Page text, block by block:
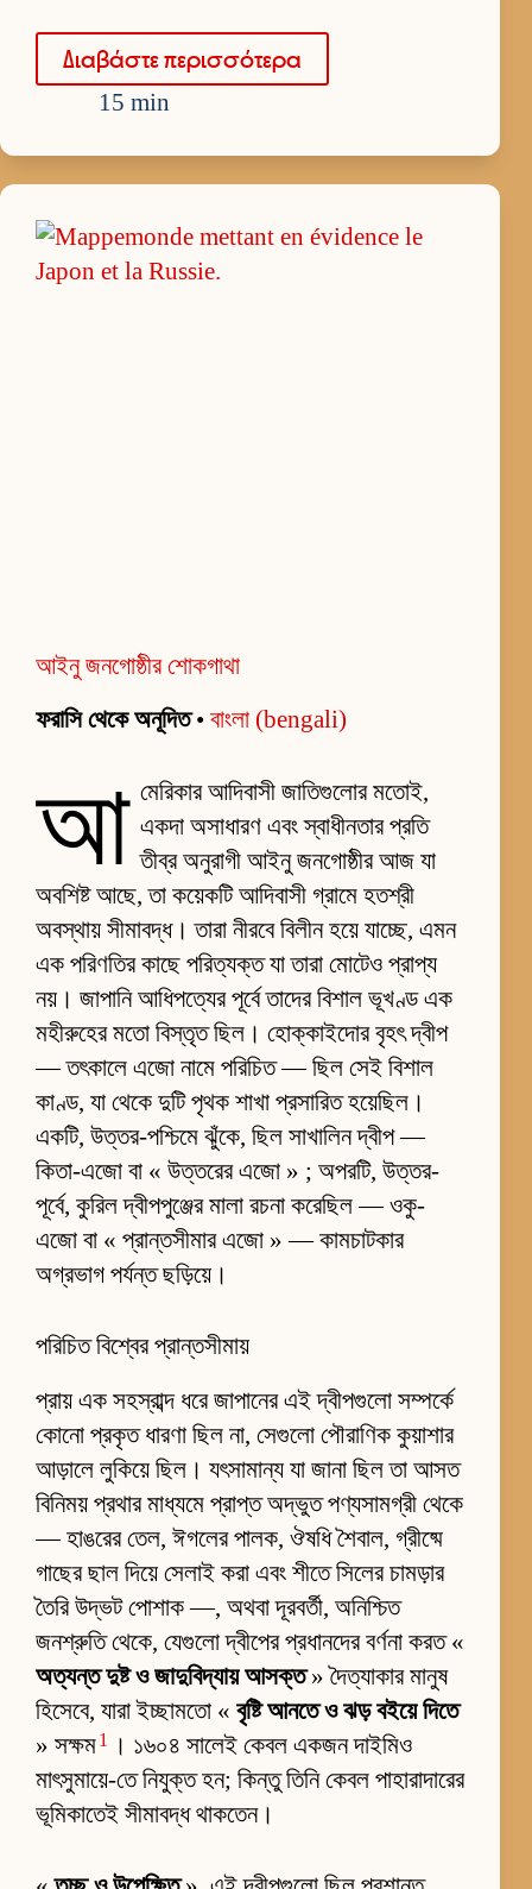
Δια­βάστε περισ­σότερα
15 min
আইনু জনগোষ্ঠীর শোকগাথা
ফরাসি থেকে অনূদিত• বাংলা (bengali)
আ মেরিকার আদিবাসী জাতিগুলোর মতোই,
একদা অসাধারণ এবং স্বাধীনতার প্রতি
তীব্র অনুরাগী আইনু জনগোষ্ঠীর আজ যা
অবশিষ্ট আছে, তা কয়েকটি আদিবাসী গ্রামে হতশ্রী
অবস্থায় সীমাবদ্ধ। তারা নীরবে বিলীন হয়ে যাচ্ছে, এমন
এক পরিণতির কাছে পরিত্যক্ত যা তারা মোটেও প্রাপ্য
নয়। জাপানি আধিপত্যের পূর্বে তাদের বিশাল ভূখণ্ড এক
মহীরুহের মতো বিস্তৃত ছিল। হোক্কাইদোর বৃহৎ দ্বীপ
— তৎকালে এজো নামে পরিচিত — ছিল সেই বিশাল
কাণ্ড, যা থেকে দুটি পৃথক শাখা প্রসারিত হয়েছিল।
একটি, উত্তর-পশ্চিমে ঝুঁকে, ছিল সাখালিন দ্বীপ —
কিতা-এজো বা « উত্তরের এজো » ; অপরটি, উত্তর-
পূর্বে, কুরিল দ্বীপপুঞ্জের মালা রচনা করেছিল — ওকু-
এজো বা « প্রান্তসীমার এজো » — কামচাটকার
অগ্রভাগ পর্যন্ত ছড়িয়ে।
পরিচিত বিশ্বের প্রান্তসীমায়
প্রায় এক সহস্রাব্দ ধরে জাপানের এই দ্বীপগুলো সম্পর্কে
কোনো প্রকৃত ধারণা ছিল না, সেগুলো পৌরাণিক কুয়াশার
আড়ালে লুকিয়ে ছিল। যৎসামান্য যা জানা ছিল তা আসত
বিনিময় প্রথার মাধ্যমে প্রাপ্ত অদ্ভুত পণ্যসামগ্রী থেকে
— হাঙরের তেল, ঈগলের পালক, ঔষধি শৈবাল, গ্রীষ্মে
গাছের ছাল দিয়ে সেলাই করা এবং শীতে সিলের চামড়ার
তৈরি উদ্ভট পোশাক —, অথবা দূরবর্তী, অনিশ্চিত
জনশ্রুতি থেকে, যেগুলো দ্বীপের প্রধানদের বর্ণনা করত «
অত্যন্ত দুষ্ট ও জাদুবিদ্যায় আসক্ত» দৈত্যাকার মানুষ
হিসেবে, যারা ইচ্ছামতো « বৃষ্টি আনতে ও ঝড় বইয়ে দিতে
» সক্ষম1
। ১৬০৪ সালেই কেবল একজন দাইমিও
মাৎসুমায়ে-তে নিযুক্ত হন; কিন্তু তিনি কেবল পাহারাদারের
ভূমিকাতেই সীমাবদ্ধ থাকতেন।